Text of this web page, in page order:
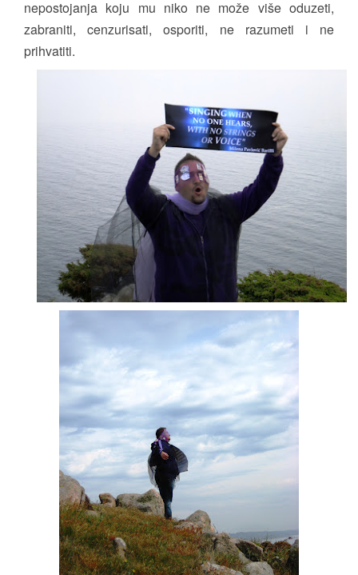
nepostojanja koju mu niko ne može više oduzeti,
zabraniti, cenzurisati, osporiti, ne razumeti i ne
prihvatiti.